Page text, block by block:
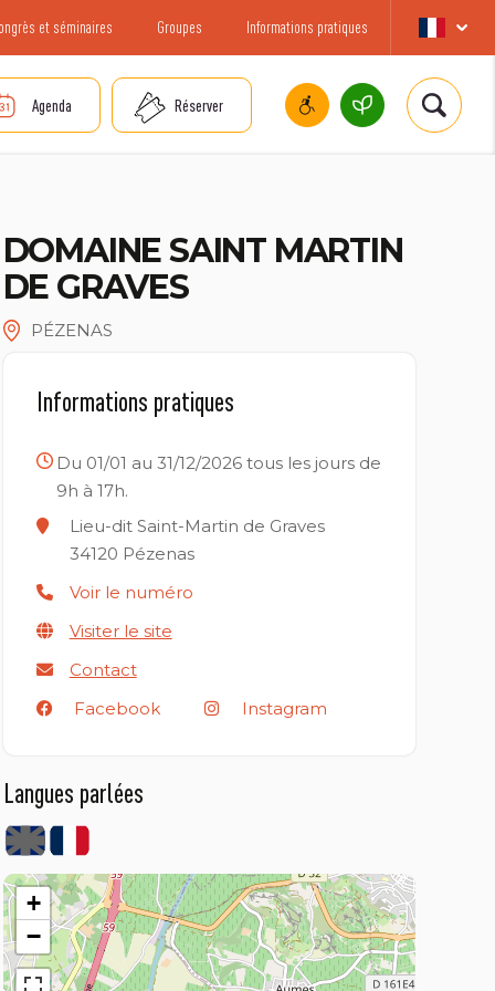
et séminaires Groupes Informations pratiques
Agenda Réserver
DOMAINE SAINT MARTIN
DE GRAVES
PÉZENAS
Informations pratiques
Du 01/01 au 31/12/2026 tous les jours de
9h à 17h.
Lieu-dit Saint-Martin de Graves
34120 Pézenas
Voir le numéro
Visiter le site
Contact
Facebook
Instagram
Langues parlées
+
−